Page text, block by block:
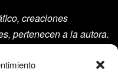
creaciones
pertenecen a la autora.